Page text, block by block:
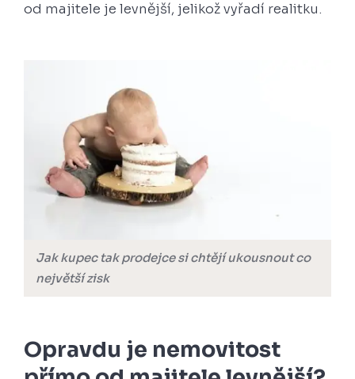
od majitele je levnější, jelikož vyřadí realitku.
Jak kupec tak prodejce si chtějí ukousnout co
největší zisk
Opravdu je nemovitost